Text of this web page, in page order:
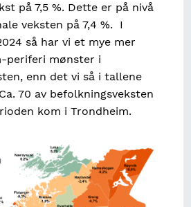
på 7,5 %. Dette er på nivå
veksten på 7,4 %. I
så har vi et mye mer
periferi mønster i
enn det vi så i tallene
70 av befolkningsveksten
kom i Trondheim.